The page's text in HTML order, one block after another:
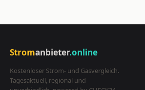
Stromanbieter.online
Kostenloser Strom- und Gasvergleich.
Tagesaktuell, regional und